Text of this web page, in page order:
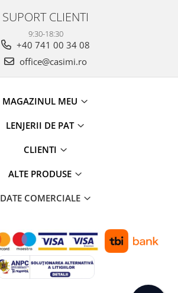
SUPORT CLIENTI
9:30-18:30
+40 741 00 34 08
office@casimi.ro
MAGAZINUL MEU
LENJERII DE PAT
CLIENTI
ALTE PRODUSE
DATE COMERCIALE